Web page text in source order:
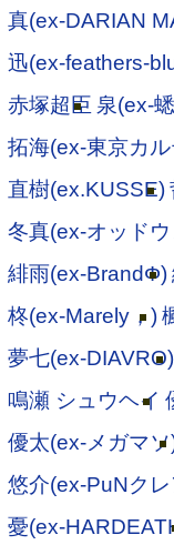
真(ex-DARIAN
迅(ex-feathers-
赤塚超臣 泉(ex-
拓海(ex-東京カ
直樹(ex.KUSSE)
冬真(ex-オッド
緋雨(ex-BrandΦ)
柊(ex-Marely，)
夢七(ex-DIAVRO)
鳴瀬 シュウヘイ
優太(ex-メガマ
悠介(ex-PuNク
憂(ex-